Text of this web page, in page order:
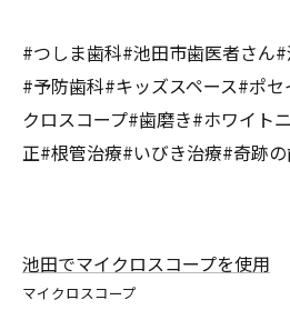
#つしま歯科#池田市歯医者さん
#予防歯科#キッズスペース#ポ
クロスコープ#歯磨き#ホワイト
正#根管治療#いびき治療#奇跡
池田でマイクロスコープを使用
マイクロスコープ